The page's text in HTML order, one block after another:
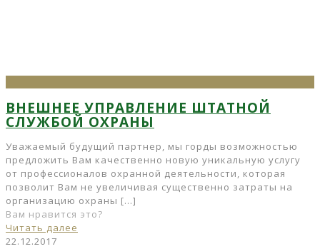
ВНЕШНЕЕ УПРАВЛЕНИЕ ШТАТНОЙ
СЛУЖБОЙ ОХРАНЫ
Уважаемый будущий партнер, мы горды возможностью
предложить Вам качественно новую уникальную услугу
от профессионалов охранной деятельности, которая
позволит Вам не увеличивая существенно затраты на
организацию охраны […]
Вам нравится это?
Читать далее
22.12.2017